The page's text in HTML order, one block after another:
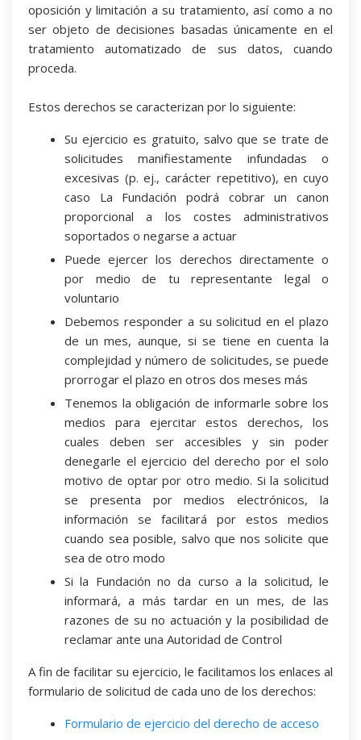
oposición y limitación a su tratamiento, así como a no
ser objeto de decisiones basadas únicamente en el
tratamiento automatizado de sus datos, cuando
proceda.
Estos derechos se caracterizan por lo siguiente:
Su ejercicio es gratuito, salvo que se trate de
solicitudes manifiestamente infundadas o
excesivas (p. ej., carácter repetitivo), en cuyo
caso La Fundación podrá cobrar un canon
proporcional a los costes administrativos
soportados o negarse a actuar
Puede ejercer los derechos directamente o
por medio de tu representante legal o
voluntario
Debemos responder a su solicitud en el plazo
de un mes, aunque, si se tiene en cuenta la
complejidad y número de solicitudes, se puede
prorrogar el plazo en otros dos meses más
Tenemos la obligación de informarle sobre los
medios para ejercitar estos derechos, los
cuales deben ser accesibles y sin poder
denegarle el ejercicio del derecho por el solo
motivo de optar por otro medio. Si la solicitud
se presenta por medios electrónicos, la
información se facilitará por estos medios
cuando sea posible, salvo que nos solicite que
sea de otro modo
Si la Fundación no da curso a la solicitud, le
informará, a más tardar en un mes, de las
razones de su no actuación y la posibilidad de
reclamar ante una Autoridad de Control
A fin de facilitar su ejercicio, le facilitamos los enlaces al
formulario de solicitud de cada uno de los derechos:
Formulario de ejercicio del derecho de acceso